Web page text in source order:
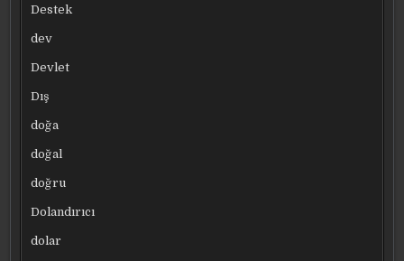
Destek
dev
Devlet
Dış
doğa
doğal
doğru
Dolandırıcı
dolar